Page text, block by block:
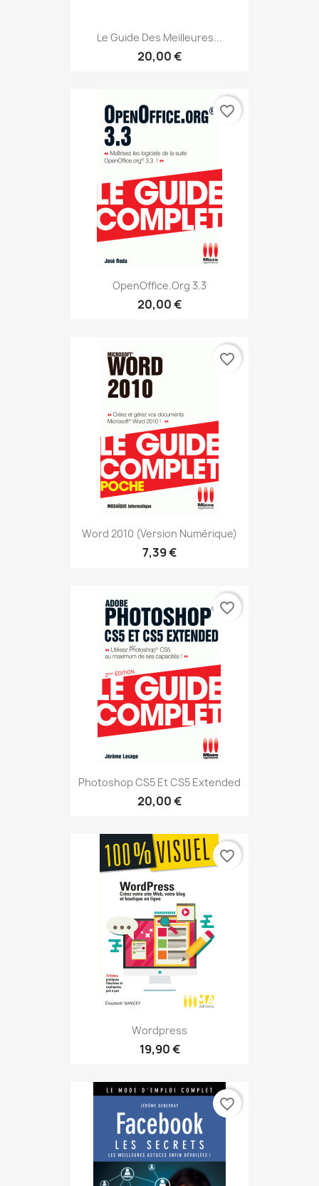
Le Guide Des Meilleures...
20,00 €
OpenOffice.org 3.3
20,00 €
favorite_border
Word 2010 (version Numérique)
7,39 €
favorite_border
Photoshop CS5 Et CS5 Extended
20,00 €
favorite_border
Wordpress
19,90 €
favorite_border
favorite_border